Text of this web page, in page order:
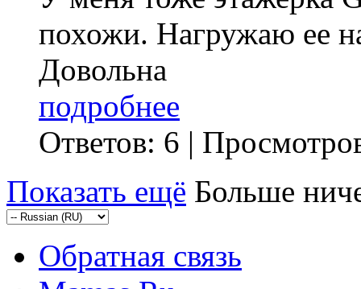
похожи. Нагружаю ее
Довольна
подробнее
Ответов: 6 |
Показать ещё Больше
Обратная связь